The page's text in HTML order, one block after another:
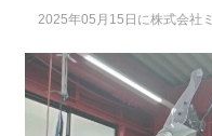
2025年05月15日に株式会社